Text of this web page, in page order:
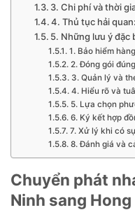
3. Chi phí và thời
4. Thủ tục hải quan:
5. Những lưu ý đặc
1. Bảo hiểm
2. Đóng gói
3. Quản lý và
4. Hiểu rõ và
5. Lựa chọn
6. Ký kết hợp
7. Xử lý khi có
8. Đánh giá và
Chuyển phát
Ninh sang Hong